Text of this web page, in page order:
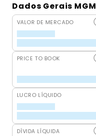
Dados Gerais MGM
VALOR DE MERCADO
PRICE TO BOOK
LUCRO LÍQUIDO
DÍVIDA LÍQUIDA